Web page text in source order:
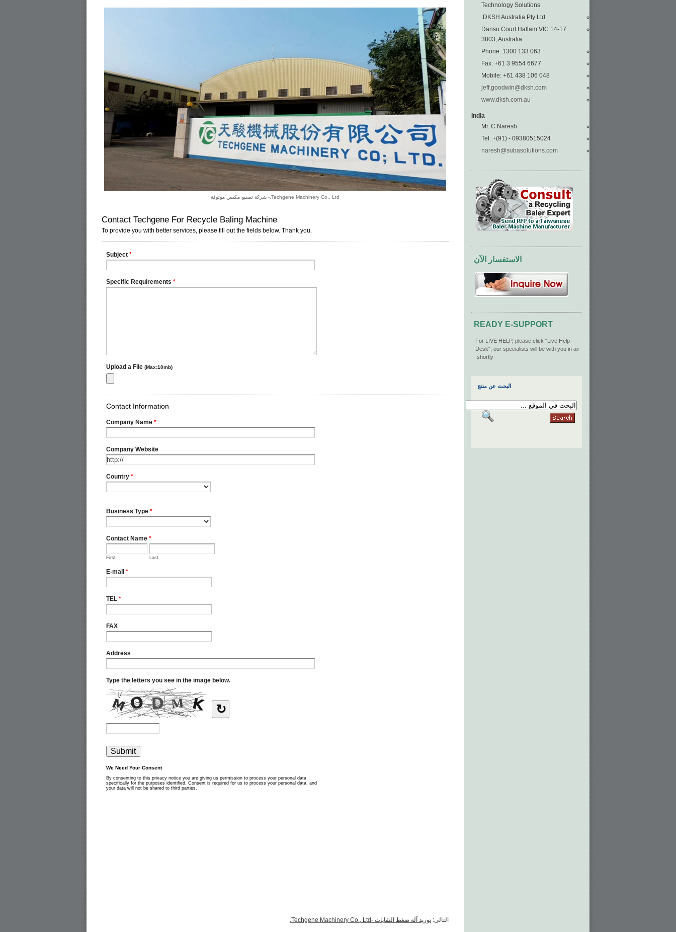
Techgene Machinery Co., Ltd.- شركة تصنيع مكبس موثوقة
التالى: توريد آلة ضغط النفايات -Techgene Machinery Co., Ltd.
Technology Solutions
DKSH Australia Pty Ltd.
14-17 Dansu Court Hallam VIC
3803, Australia
Phone: 1300 133 063
Fax: +61 3 9554 6677
Mobile: +61 438 106 048
jeff.goodwin@dksh.com
www.dksh.com.au
India
Mr. C Naresh
Tel: +(91) - 09380515024
naresh@subasolutions.com
الاستفسار الآن
READY E-SUPPORT
For LIVE HELP, please click "Live Help
Desk", our specialists will be with you in air
shortly.
البحث عن منتج